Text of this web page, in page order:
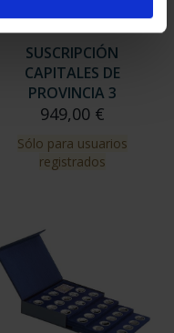
SUSCRIPCIÓN
CAPITALES DE
PROVINCIA 3
949,00 €
Sólo para usuarios
registrados